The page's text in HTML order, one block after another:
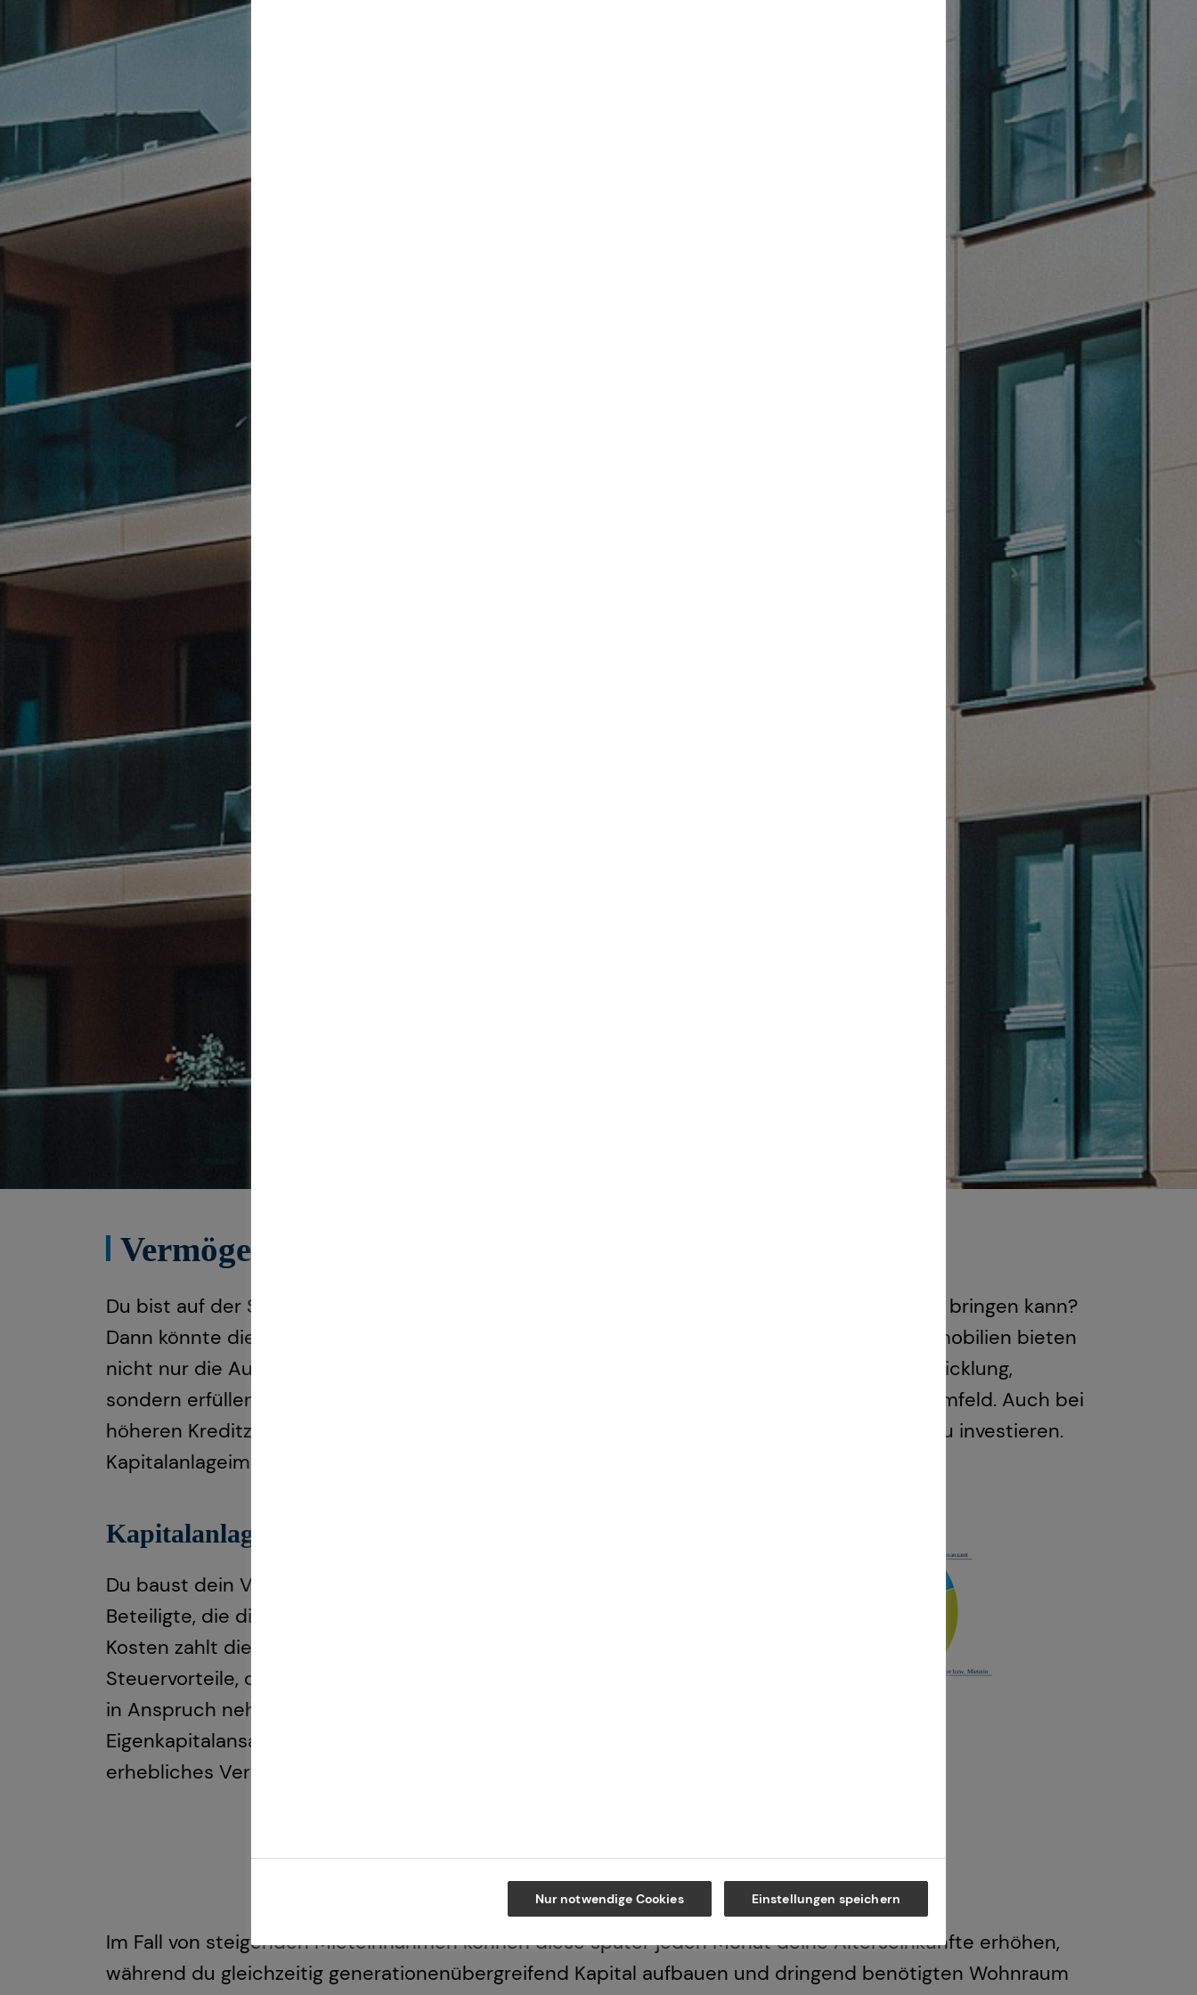
Vermögensaufbau mit Immobilien zum Vermieten
Du bist auf der Suche nach einer Anlagemöglichkeit, die auch in turbulenten Zeiten Rendite bringen kann?
Dann könnte die Investition in Immobilien genau das Richtige für dich sein. Kapitalanlageimmobilien bieten
nicht nur die Aussicht auf langfristige Rendite durch Mieteinnahmen und positive Wertentwicklung,
sondern erfüllen auch den Wunsch nach Sicherheit und Stabilität in einem volatilen Marktumfeld. Auch bei
höheren Kreditzinsen für die Kaufpreise kann es sich rentieren, in einen stabilen Sachwert zu investieren.
Kapitalanlageimmobilien sind eine strategische Investition in deine finanzielle Zukunft.
Kapitalanlageimmobilien bieten starke Vorteile
Du baust dein Vermögen nicht allein auf, denn es gibt zwei weitere
Beteiligte, die dich dabei unterstützen: Den Großteil der monatlichen
Kosten zahlt die Mieterin bzw. der Mieter und der Staat ermöglicht dir
Steuervorteile, die du bei einer selbst genutzten Wohnimmobilie nicht
in Anspruch nehmen könntest. Somit lässt sich bei überschaubarem
Eigenkapitalansatz und einer moderaten monatlichen Zuzahlung ein
erhebliches Vermögen aufbauen.
Im Fall von steigenden Mieteinnahmen können diese später jeden Monat deine Alterseinkünfte erhöhen,
während du gleichzeitig generationenübergreifend Kapital aufbauen und dringend benötigten Wohnraum
Nur notwendige Cookies Einstellungen speichern